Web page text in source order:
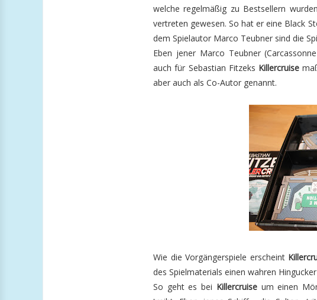
welche regelmäßig zu Bestsellern
vertreten gewesen. So hat er eine Black
dem Spielautor Marco Teubner sind die
Eben jener Marco Teubner
auch für Sebastian Fitzeks Killercruise
aber auch als Co-Autor genannt.
Wie die Vorgängerspiele erscheint
des Spielmaterials einen wahren
So geht es bei Killercruiseum einen